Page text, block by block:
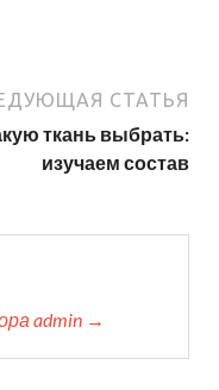
СТАТЬЯ
ткань выбрать:
изучаем состав
admin →